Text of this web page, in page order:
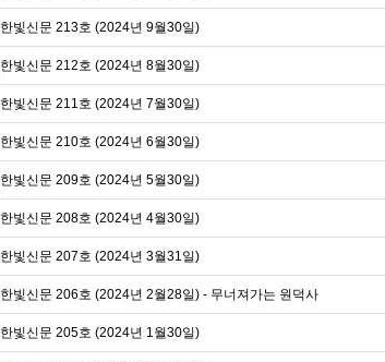
한빛신문 213호 (2024년 9월30일)
한빛신문 212호 (2024년 8월30일)
한빛신문 211호 (2024년 7월30일)
한빛신문 210호 (2024년 6월30일)
한빛신문 209호 (2024년 5월30일)
한빛신문 208호 (2024년 4월30일)
한빛신문 207호 (2024년 3월31일)
한빛신문 206호 (2024년 2월28일) - 무너져가는 원덕사
한빛신문 205호 (2024년 1월30일)